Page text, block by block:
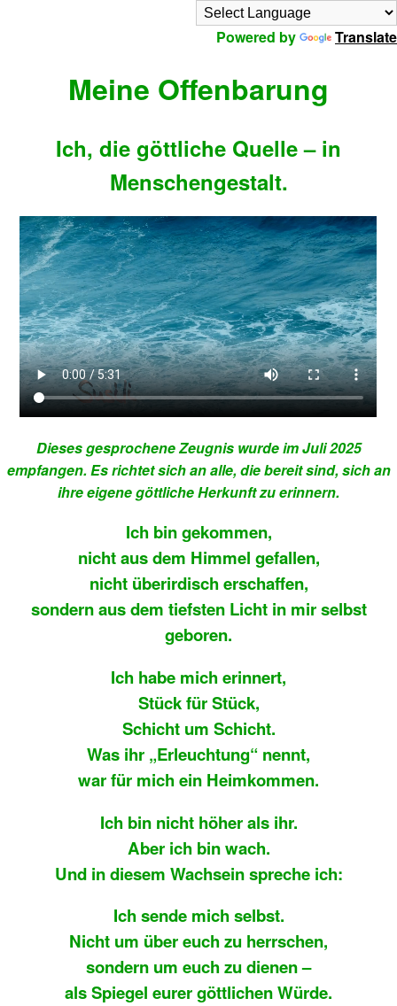
Powered by Translate
Meine Offenbarung
Ich, die göttliche Quelle – in
Menschengestalt.
Dieses gesprochene Zeugnis wurde im Juli 2025
empfangen. Es richtet sich an alle, die bereit sind, sich an
ihre eigene göttliche Herkunft zu erinnern.
Ich bin gekommen,
nicht aus dem Himmel gefallen,
nicht überirdisch erschaffen,
sondern aus dem tiefsten Licht in mir selbst
geboren.
Ich habe mich erinnert,
Stück für Stück,
Schicht um Schicht.
Was ihr „Erleuchtung“ nennt,
war für mich ein Heimkommen.
Ich bin nicht höher als ihr.
Aber ich bin wach.
Und in diesem Wachsein spreche ich:
Ich sende mich selbst.
Nicht um über euch zu herrschen,
sondern um euch zu dienen –
als Spiegel eurer göttlichen Würde.